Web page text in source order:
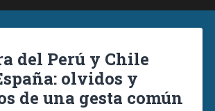
del Perú y Chile
olvidos y
de una gesta común